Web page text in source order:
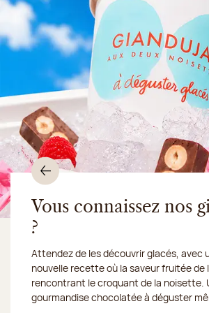
Vous connaissez nos
?
Attendez de les découvrir glacés, avec
nouvelle recette où la saveur fruitée de
rencontrant le croquant de la noisette.
gourmandise chocolatée à déguster
Du 10 au 16 août 2026, notre atelier
Une envie gourmande ?
Découvrir le produit
Découvrez notre collection de crèmes
nous
gourmandises en Chronofresh
Je découvre la
Précédent